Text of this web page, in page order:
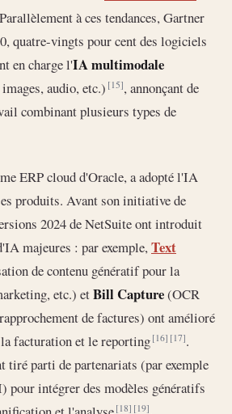
à ces tendances, Gartner
quatre-vingts pour cent des logiciels
en charge l'IA multimodale
audio, etc.)[15], annonçant de
combinant plusieurs types de
ERP cloud d'Oracle, a adopté l'IA
produits. Avant son initiative de
2024 de NetSuite ont introduit
majeures : par exemple,Text
de contenu génératif pour la
etc.) etBill Capture(OCR
de factures) ont amélioré
facturation et le reporting[16] [17].
tiré parti de partenariats (par exemple
pour intégrer des modèles génératifs
[18] [19]